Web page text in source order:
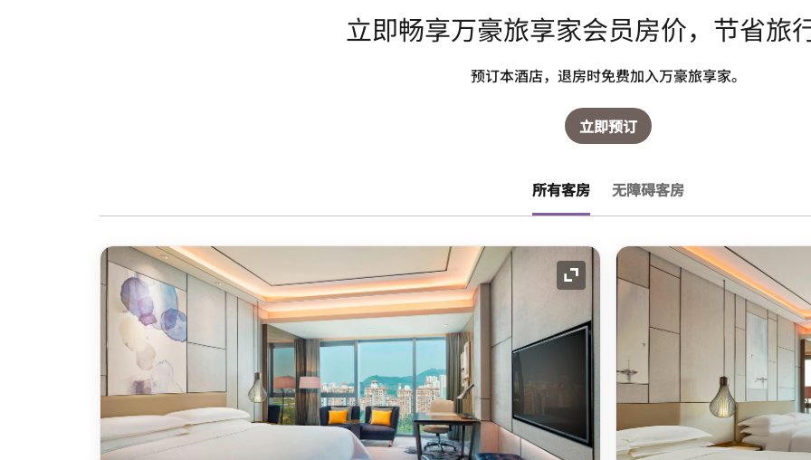
立即畅享万豪旅享家会员房价，节省旅
预订本酒店，退房时免费加入万豪旅享家。
立即预订
所有客房 无障碍客房
展开图标